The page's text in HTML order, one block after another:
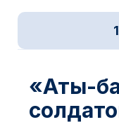
«Аты-